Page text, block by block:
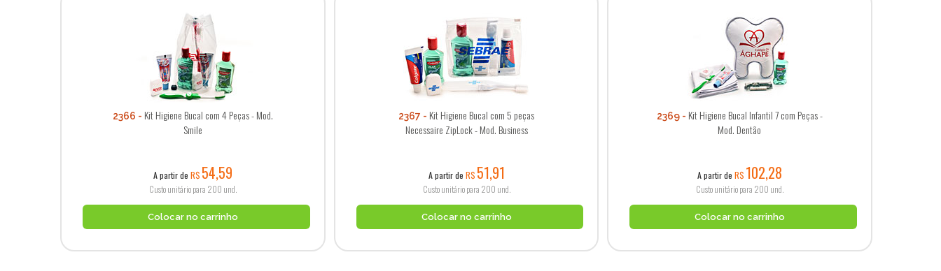
2366
Kit Higiene Bucal com 4 Peças - Mod.
Smile
A partir deR$ 54,59
Custo unitário para 200 und.
Colocar no carrinho
2367
Kit Higiene Bucal com 5 peças
Necessaire ZipLock - Mod. Business
A partir de R$ 51,91
Custo unitário para 200 und.
Colocar no carrinho
2369
Kit Higiene Bucal Infantil 7 com Peças -
Mod. Dentão
A partir de R$ 102,28
Custo unitário para 200 und.
Colocar no carrinho